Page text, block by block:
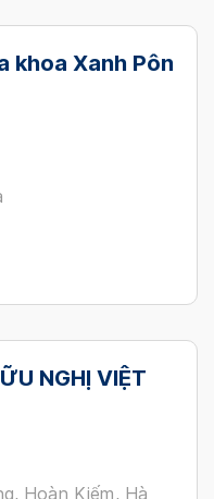
khoa Xanh Pôn
NGHỊ VIỆT
Hoàn Kiếm, Hà